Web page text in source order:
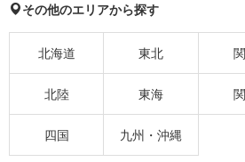
その他のエリアから探す
北海道 東北
北陸 東海
四国 九州・沖縄